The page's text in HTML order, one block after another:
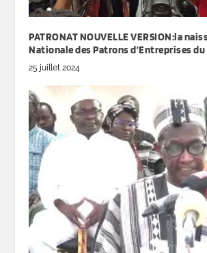
PATRONAT NOUVELLE VERSION:la
Nationale des Patrons d’Entreprises du
25 juillet 2024